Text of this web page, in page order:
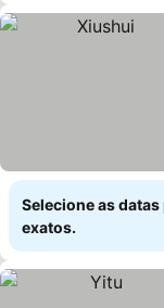
Selecione as
exatos.